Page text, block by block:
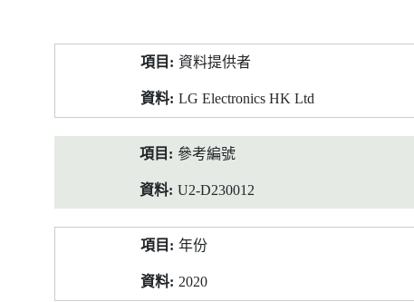
料
資料提供者
LG Electronics HK Ltd
參考編號
U2-D230012
年份
2020